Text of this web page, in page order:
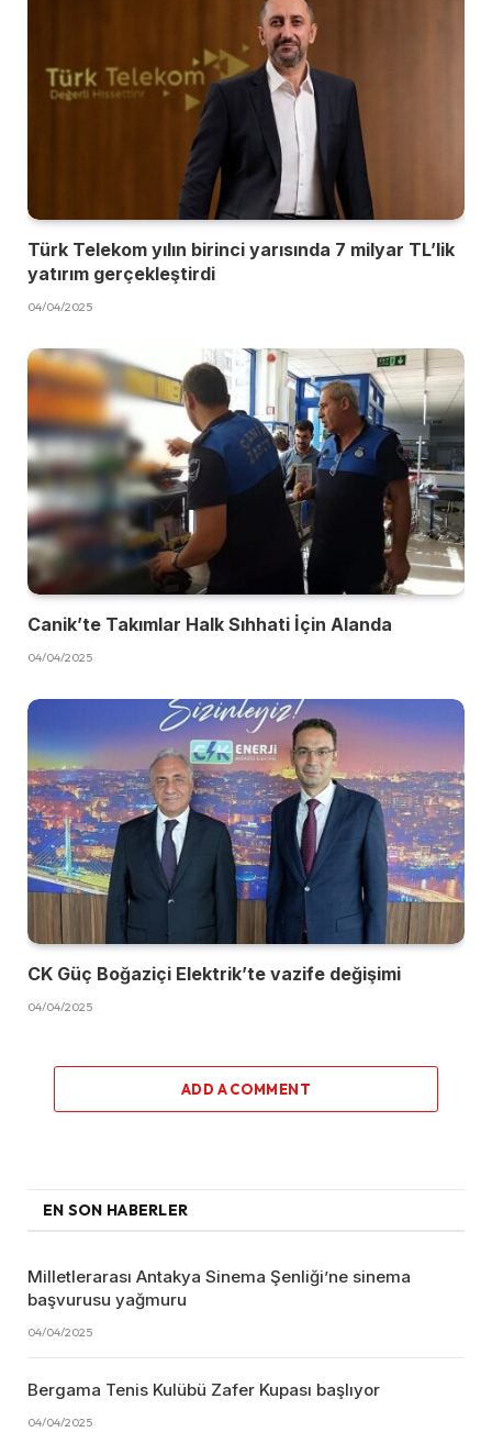
Türk Telekom yılın birinci yarısında 7 milyar TL’lik
yatırım gerçekleştirdi
04/04/2025
Canik’te Takımlar Halk Sıhhati İçin Alanda
04/04/2025
CK Güç Boğaziçi Elektrik’te vazife değişimi
04/04/2025
ADD A COMMENT
EN SON HABERLER
Milletlerarası Antakya Sinema Şenliği’ne sinema
başvurusu yağmuru
04/04/2025
Bergama Tenis Kulübü Zafer Kupası başlıyor
04/04/2025